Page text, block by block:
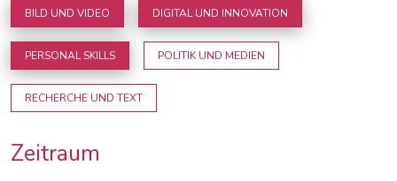
BILD UND VIDEO DIGITAL UND INNOVATION
PERSONAL SKILLS POLITIK UND MEDIEN
RECHERCHE UND TEXT
Zeitraum